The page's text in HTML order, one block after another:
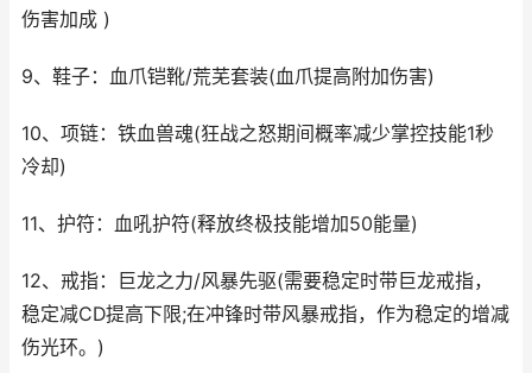
伤害加成 )
9、鞋子：血爪铠靴/荒芜套装(血爪提高附加伤害)
10、项链：铁血兽魂(狂战之怒期间概率减少掌控技能1秒
冷却)
11、护符：血吼护符(释放终极技能增加50能量)
12、戒指：巨龙之力/风暴先驱(需要稳定时带巨龙戒指，
稳定减CD提高下限;在冲锋时带风暴戒指，作为稳定的增减
伤光环。)